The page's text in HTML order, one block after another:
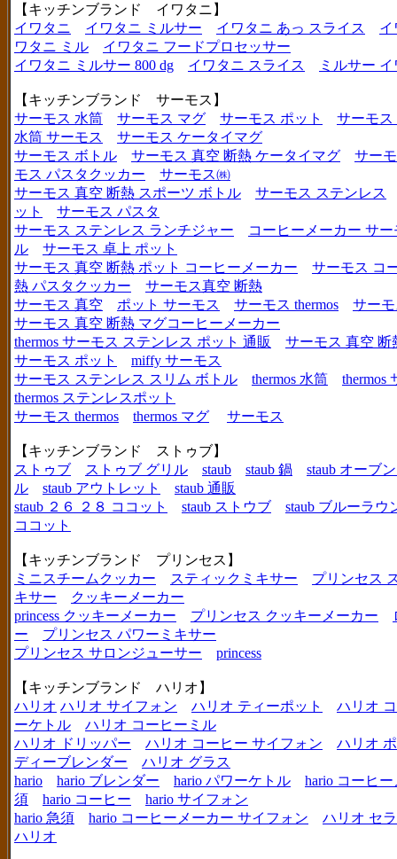
【キッチンブランド イワタニ】
イワタニ
イワタニ ミルサー イワタニ あっ スライス
イ
ワタニ ミル
イワタニ フードプロセッサー
イワタニ ミルサー 800 dg
イワタニ スライス ミルサー
【キッチンブランド サーモス】
サーモス 水筒
サーモス マグ サーモス ポット
サーモス
水筒 サーモス
サーモス ケータイマグ
サーモス ボトル
サーモス 真空 断熱 ケータイマグ
サー
モス パスタクッカー
サーモス㈱
サーモス 真空 断熱 スポーツ ボトル
サーモス ステンレス
ット
サーモス パスタ
サーモス ステンレス ランチジャー
コーヒーメーカー サー
ル
サーモス 卓上 ポット
サーモス 真空 断熱 ポット コーヒーメーカー
サーモス コ
熱 パスタクッカー
サーモス真空 断熱
サーモス 真空
ポット サーモス サーモス thermos
サー
サーモス 真空 断熱 マグコーヒーメーカー
thermos サーモス ステンレス ポット 通販
サーモス 真空 断
サーモス ポット
miffy サーモス
サーモス ステンレス スリム ボトル
thermos 水筒
thermos
thermos ステンレスポット
サーモス thermos
thermos マグ サーモス
【キッチンブランド ストゥブ】
ストゥブ
ストゥブ グリル staub staub 鍋
staub オーブ
ル
staub アウトレット
staub 通販
staub ２６ ２８ ココット
staub ストウブ
staub ブルーラウ
ココット
【キッチンブランド プリンセス】
ミニスチームクッカー
スティックミキサー
プリンセス
キサー
クッキーメーカー
princess クッキーメーカー
プリンセス クッキーメーカー
ー
プリンセス パワーミキサー
プリンセス サロンジューサー
princess
【キッチンブランド ハリオ】
ハリオ ハリオ サイフォン ハリオ ティーポット
ハリオ
ーケトル
ハリオ コーヒーミル
ハリオ ドリッパー
ハリオ コーヒー サイフォン
ハリオ
ディーブレンダー
ハリオ グラス
hario
hario ブレンダー hario パワーケトル
hario コーヒ
須
hario コーヒー
hario サイフォン
hario 急須
hario コーヒーメーカー サイフォン
ハリオ セ
ハリオ